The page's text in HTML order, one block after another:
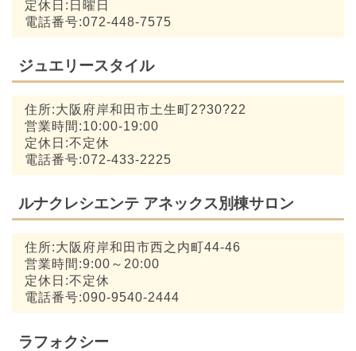
定休日:日曜日
電話番号:072-448-7575
ジュエリースタイル
住所:大阪府岸和田市土生町2?30?22
営業時間:10:00-19:00
定休日:不定休
電話番号:072-433-2225
ルナクレシエンテ アネックス別棟サロン
住所:大阪府岸和田市西之内町44-46
営業時間:9:00～20:00
定休日:不定休
電話番号:090-9540-2444
ラフォクシー